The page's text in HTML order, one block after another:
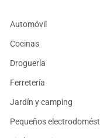
Automóvil
Cocinas
Droguería
Ferretería
Jardín y camping
Pequeños